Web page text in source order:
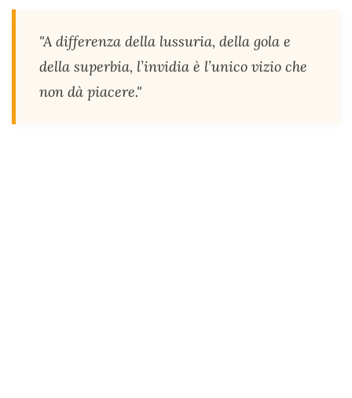
"A differenza della lussuria, della gola e
della superbia, l’invidia è l’unico vizio che
non dà piacere."